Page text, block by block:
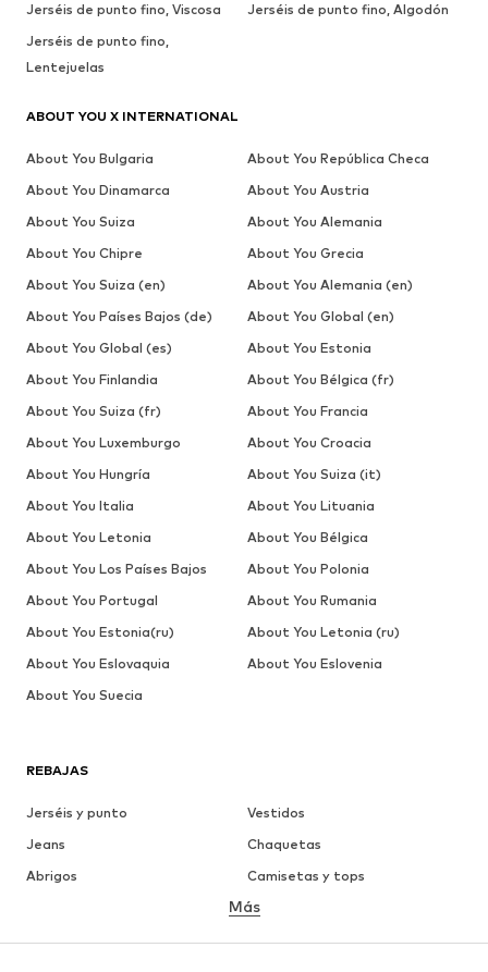
REBAJAS
Jerséis y punto
Vestidos
Jeans
Chaquetas
Abrigos
Camisetas y tops
Ropa interior
Faldas
Blusas y camisas
Más
Jerséis de punto fino, Viscosa
Jerséis de punto fino, Algodón
Jerséis de punto fino,
Lentejuelas
ABOUT YOU X INTERNATIONAL
About You Bulgaria
About You República Checa
About You Dinamarca
About You Austria
About You Suiza
About You Alemania
About You Chipre
About You Grecia
About You Suiza (en)
About You Alemania (en)
About You Países Bajos (de)
About You Global (en)
About You Global (es)
About You Estonia
About You Finlandia
About You Bélgica (fr)
About You Suiza (fr)
About You Francia
About You Luxemburgo
About You Croacia
About You Hungría
About You Suiza (it)
About You Italia
About You Lituania
About You Letonia
About You Bélgica
About You Los Países Bajos
About You Polonia
About You Portugal
About You Rumania
About You Estonia(ru)
About You Letonia (ru)
About You Eslovaquia
About You Eslovenia
About You Suecia